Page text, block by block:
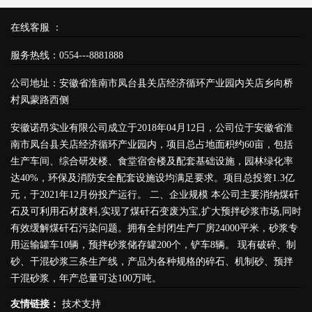
在线客服 ：
服务热线：0554---8881888
公司地址：安徽省淮南市凤台县关店经济循环产业园内关店乡向桥
村凤蒙路西侧
安徽诺昂实业有限公司成立于2018年04月12日，公司位于安徽省淮
南市凤台县关店经济循环产业园内，项目总占地面积约60亩，包括
生产车间、综合研发楼、食堂宿舍楼及配套基础设施，园林绿化率
达40%，环保及消防安全配套设施设均满足要求。项目总投资1.3亿
元，于2021年12月份投产运行。 二、企业规模 本公司主要消纳煤矸
石及可利用石材废料,实现了煤矸石变废为宝,扩大预拌砂浆市场,同时
有效缓解煤矸石污染问题。拥有全封闭生产厂房24000平米，砂浆专
用运输罐车10辆，预拌砂浆储存罐200个，铲车8辆。 现有破碎、制
砂、干混砂浆三条生产线，产品为各种规格的碎石、机制砂、预拌
干混砂浆，年产总量可达100万吨。
友情链接： 技术支持